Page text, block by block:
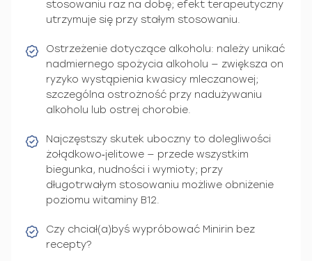
stosowaniu raz na dobę; efekt terapeutyczny
utrzymuje się przy stałym stosowaniu.
Ostrzeżenie dotyczące alkoholu: należy unikać
nadmiernego spożycia alkoholu — zwiększa on
ryzyko wystąpienia kwasicy mleczanowej;
szczególna ostrożność przy nadużywaniu
alkoholu lub ostrej chorobie.
Najczęstszy skutek uboczny to dolegliwości
żołądkowo‑jelitowe — przede wszystkim
biegunka, nudności i wymioty; przy
długotrwałym stosowaniu możliwe obniżenie
poziomu witaminy B12.
Czy chciał(a)byś wypróbować Minirin bez
recepty?